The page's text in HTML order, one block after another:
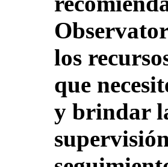
los
que
y brindar